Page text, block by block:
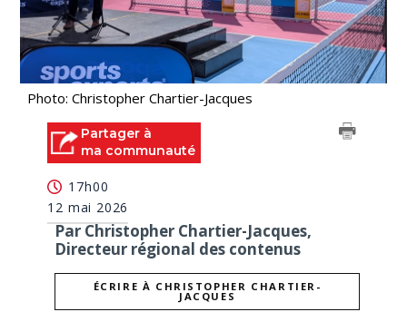
Photo: Christopher Chartier-Jacques
Partager à
ma communauté
17h00
12 mai 2026
Par Christopher Chartier-Jacques,
Directeur régional des contenus
ÉCRIRE À CHRISTOPHER CHARTIER-
JACQUES